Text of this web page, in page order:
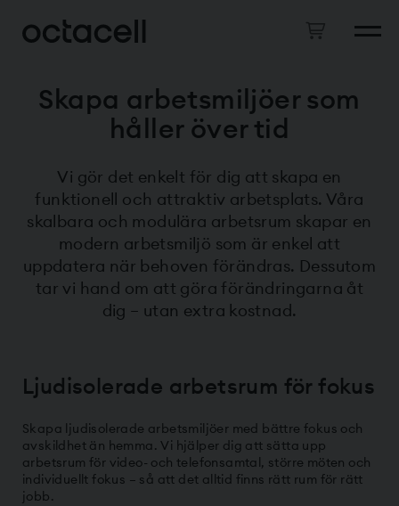
Skapa arbetsmiljöer som
håller över tid
Vi gör det enkelt för dig att skapa en
funktionell och attraktiv arbetsplats. Våra
skalbara och modulära arbetsrum skapar en
modern arbetsmiljö som är enkel att
uppdatera när behoven förändras. Dessutom
tar vi hand om att göra förändringarna åt
dig – utan extra kostnad.
Ljudisolerade arbetsrum för fokus
Skapa ljudisolerade arbetsmiljöer med bättre fokus och
avskildhet än hemma. Vi hjälper dig att sätta upp
arbetsrum för video- och telefonsamtal, större möten och
individuellt fokus – så att det alltid finns rätt rum för rätt
jobb.